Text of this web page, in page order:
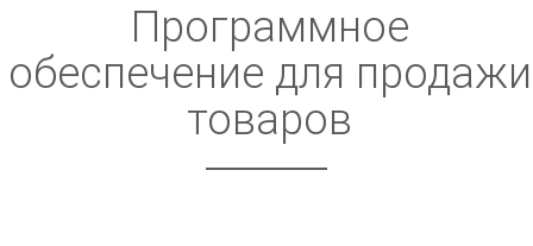
Программное
обеспечение для продажи
товаров